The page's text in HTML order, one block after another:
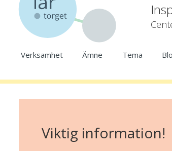
Verksamhet Ämne Tema
Viktig information!